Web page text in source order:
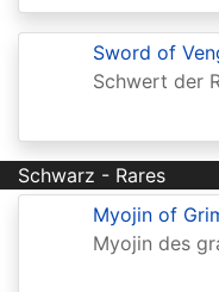
Invocations
Antiquities
Arabian
Nights
Sword of
Schwert der
Schwarz - Rares
Myojin of
Myojin des